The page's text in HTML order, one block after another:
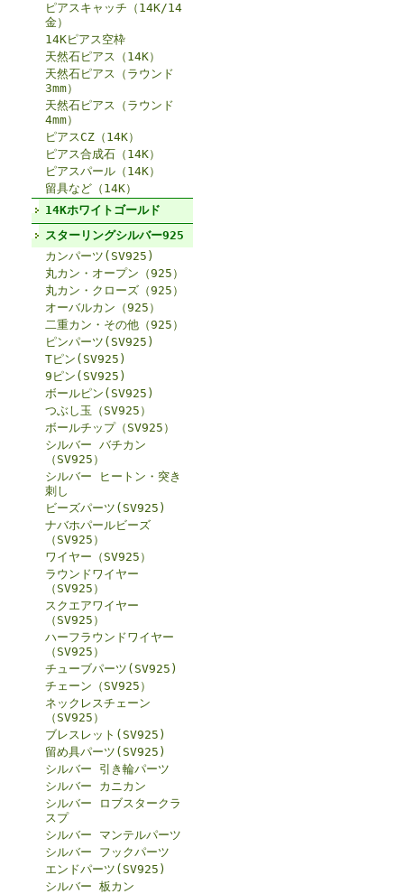
ピアスキャッチ（14K/14
金）
14Kピアス空枠
天然石ピアス（14K）
天然石ピアス（ラウンド
3mm）
天然石ピアス（ラウンド
4mm）
ピアスCZ（14K）
ピアス合成石（14K）
ピアスパール（14K）
留具など（14K）
14Kホワイトゴールド
スターリングシルバー925
カンパーツ(SV925)
丸カン・オープン（925）
丸カン・クローズ（925）
オーバルカン（925）
二重カン・その他（925）
ピンパーツ(SV925)
Tピン(SV925)
9ピン(SV925)
ボールピン(SV925)
つぶし玉（SV925）
ボールチップ（SV925）
シルバー バチカン
（SV925）
シルバー ヒートン・突き
刺し
ビーズパーツ(SV925)
ナバホパールビーズ
（SV925）
ワイヤー（SV925）
ラウンドワイヤー
（SV925）
スクエアワイヤー
（SV925）
ハーフラウンドワイヤー
（SV925）
チューブパーツ(SV925)
チェーン（SV925）
ネックレスチェーン
（SV925）
ブレスレット(SV925)
留め具パーツ(SV925)
シルバー 引き輪パーツ
シルバー カニカン
シルバー ロブスタークラ
スプ
シルバー マンテルパーツ
シルバー フックパーツ
エンドパーツ(SV925)
シルバー 板カン